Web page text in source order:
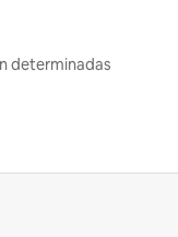
determinadas